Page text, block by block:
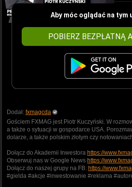
Aby móc oglądać na tym
POBIERZ BEZPŁATNĄ
Dodał: fxmagcda
Gościem FXMAG jest Piotr Kuczyński. W
a także o sytuacji w gospodarce USA.
dolarze, a także polskim złotym czy notowaniach
Dołącz do Akademii Inwestora https://
Obserwuj nas w Google News https://
Dołącz do naszej grupy na FB: https://
#gielda #akcje #inwestowanie #reklama